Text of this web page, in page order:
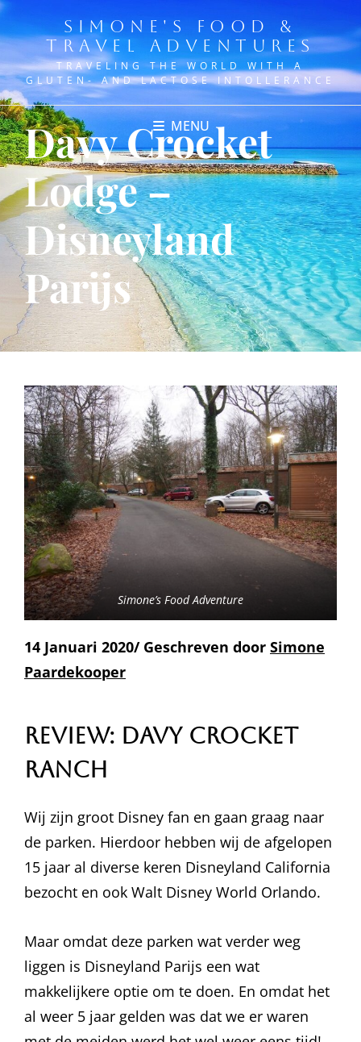
SIMONE'S FOOD &
TRAVEL ADVENTURES
TRAVELING THE WORLD WITH A
GLUTEN- AND LACTOSE INTOLLERANCE
MENU
Davy Crocket
Lodge –
Disneyland
Parijs
Simone’s Food Adventure
14 Januari 2020/ Geschreven door Simone
Paardekooper
Review: Davy Crocket
Ranch
Wij zijn groot Disney fan en gaan graag naar
de parken. Hierdoor hebben wij de afgelopen
15 jaar al diverse keren Disneyland California
bezocht en ook Walt Disney World Orlando.
Maar omdat deze parken wat verder weg
liggen is Disneyland Parijs een wat
makkelijkere optie om te doen. En omdat het
al weer 5 jaar gelden was dat we er waren